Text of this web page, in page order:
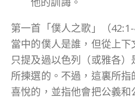
第一首「僕人之歌」（
當中的僕人是誰，但從上
只提及過以色列（或雅各
所揀選的。不過，這裏所
喜悅的，並指他會把公義